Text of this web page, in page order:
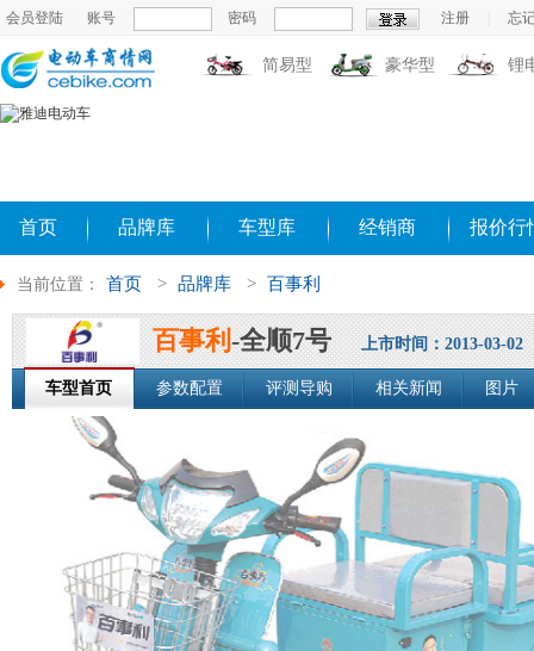
会员登陆 账号 密码 注册 忘
简易型 豪华型 锂
首页 品牌库 车型库 经销商 报价行
当前位置： 首页 > 品牌库 > 百事利
百事利-全顺7号 上市时间：2013-03-02
车型首页 参数配置 评测导购 相关新闻 图片